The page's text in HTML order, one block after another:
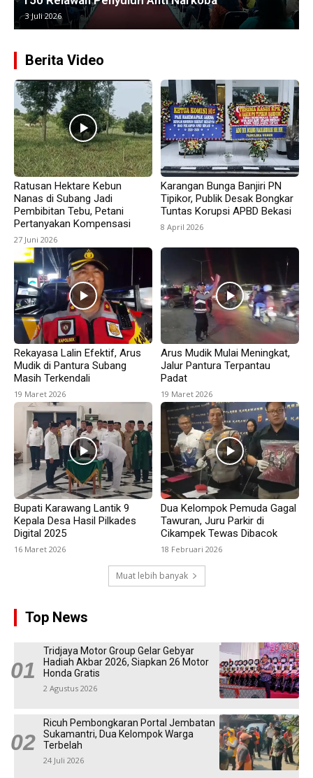
25 Juni 2026
Berita Video
Ratusan Hektare Kebun
Nanas di Subang Jadi
Pembibitan Tebu, Petani
Pertanyakan Kompensasi
27 Juni 2026
Karangan Bunga Banjiri PN
Tipikor, Publik Desak Bongkar
Tuntas Korupsi APBD Bekasi
8 April 2026
Rekayasa Lalin Efektif, Arus
Mudik di Pantura Subang
Masih Terkendali
19 Maret 2026
Arus Mudik Mulai Meningkat,
Jalur Pantura Terpantau
Padat
19 Maret 2026
Bupati Karawang Lantik 9
Kepala Desa Hasil Pilkades
Digital 2025
16 Maret 2026
Dua Kelompok Pemuda Gagal
Tawuran, Juru Parkir di
Cikampek Tewas Dibacok
18 Februari 2026
Muat lebih banyak
Top News
Tridjaya Motor Group Gelar Gebyar
Hadiah Akbar 2026, Siapkan 26 Motor
Honda Gratis
2 Agustus 2026
Ricuh Pembongkaran Portal Jembatan
Sukamantri, Dua Kelompok Warga
Terbelah
24 Juli 2026